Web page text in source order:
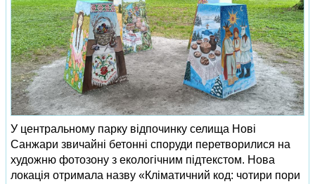
У центральному парку відпочинку селища Нові
Санжари звичайні бетонні споруди перетворилися на
художню фотозону з екологічним підтекстом. Нова
локація отримала назву «Кліматичний код: чотири пори